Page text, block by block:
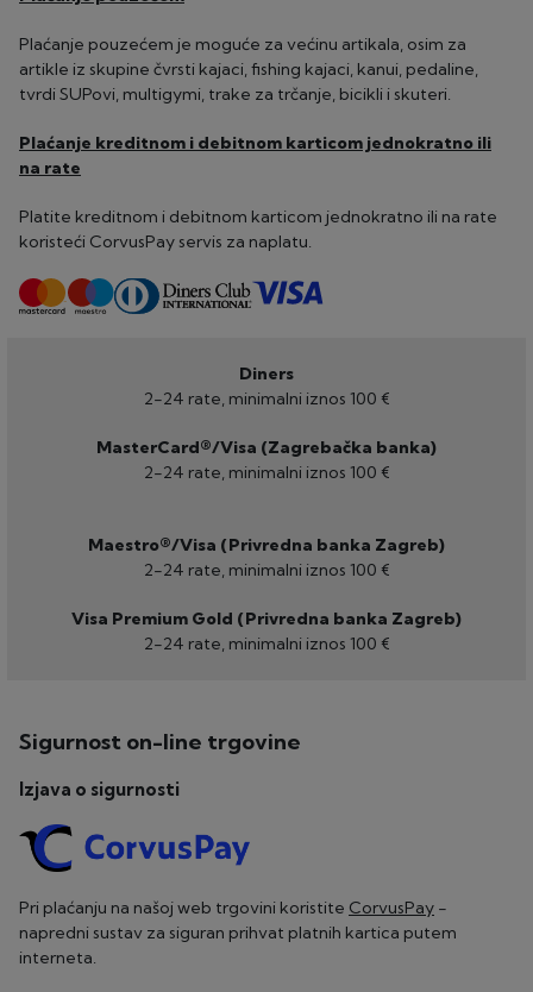
Plaćanje pouzećem je moguće za većinu artikala, osim za
artikle iz skupine čvrsti kajaci, fishing kajaci, kanui, pedaline,
tvrdi SUPovi, multigymi, trake za trčanje, bicikli i skuteri.
Plaćanje kreditnom i debitnom karticom jednokratno ili
na rate
Platite kreditnom i debitnom karticom jednokratno ili na rate
koristeći CorvusPay servis za naplatu.
Diners
2-24 rate, minimalni iznos 100 €
MasterCard®/Visa (Zagrebačka banka)
2-24 rate, minimalni iznos 100 €
Maestro®/Visa (Privredna banka Zagreb)
2-24 rate, minimalni iznos 100 €
Visa Premium Gold (Privredna banka Zagreb)
2-24 rate, minimalni iznos 100 €
Sigurnost on-line trgovine
Izjava o sigurnosti
Pri plaćanju na našoj web trgovini koristite CorvusPay -
napredni sustav za siguran prihvat platnih kartica putem
interneta.